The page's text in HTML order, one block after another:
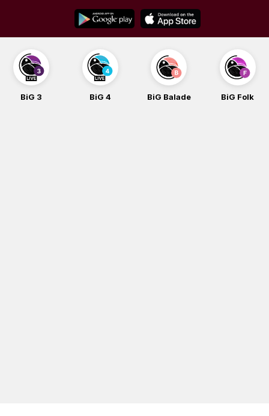
content
BiG 3 BiG 4 BiG Balade BiG Folk